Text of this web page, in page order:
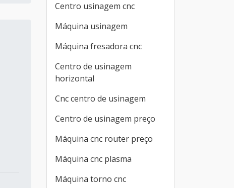
Centro usinagem cnc
Máquina usinagem
Máquina fresadora cnc
Centro de usinagem
horizontal
Cnc centro de usinagem
Centro de usinagem preço
Máquina cnc router preço
Máquina cnc plasma
Máquina torno cnc